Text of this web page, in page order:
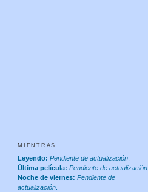
MIENTRAS
Leyendo: Pendiente de actualización
Última película: Pendiente de actualización
Noche de viernes: Pendiente de
actualización